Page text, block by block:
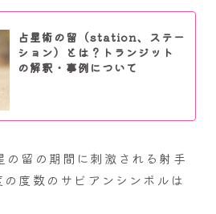
占星術の留（station、ステー
ション）とは？トランジット
の解釈・事例について
留の期間に刺激される射手
度数のサビアンシンボルは